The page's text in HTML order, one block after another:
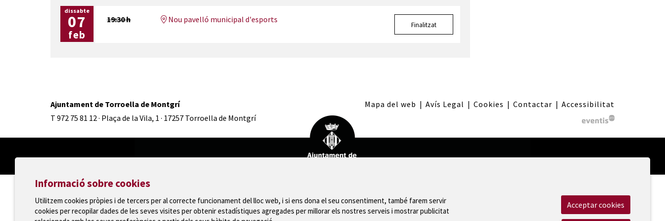
dissabte
07
feb
19:30 h Nou pavelló municipal d'esports
Finalitzat
Ajuntament de Torroella de Montgrí
T 972 75 81 12 · Plaça de la Vila, 1 · 17257 Torroella de Montgrí
Mapa del web | Avís Legal | Cookies | Contactar | Accessibilitat
Informació sobre cookies
Utilitzem cookies pròpies i de tercers per al correcte funcionament del lloc web, i si ens dona el seu consentiment, també farem servir
cookies per recopilar dades de les seves visites per obtenir estadístiques agregades per millorar els nostres serveis i mostrar publicitat
Acceptar cookies